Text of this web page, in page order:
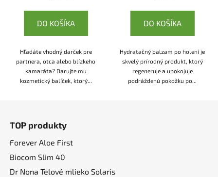
DO KOŠÍKA
Hľadáte vhodný darček pre
partnera, otca alebo blízkeho
kamaráta? Darujte mu
kozmetický balíček, ktorý...
DO KOŠÍKA
Hydratačný balzam po holení je
skvelý prírodný produkt, ktorý
regeneruje a upokojuje
podráždenú pokožku po...
TOP produkty
Forever Aloe First
Biocom Slim 40
Dr Nona Telové mlieko Solaris